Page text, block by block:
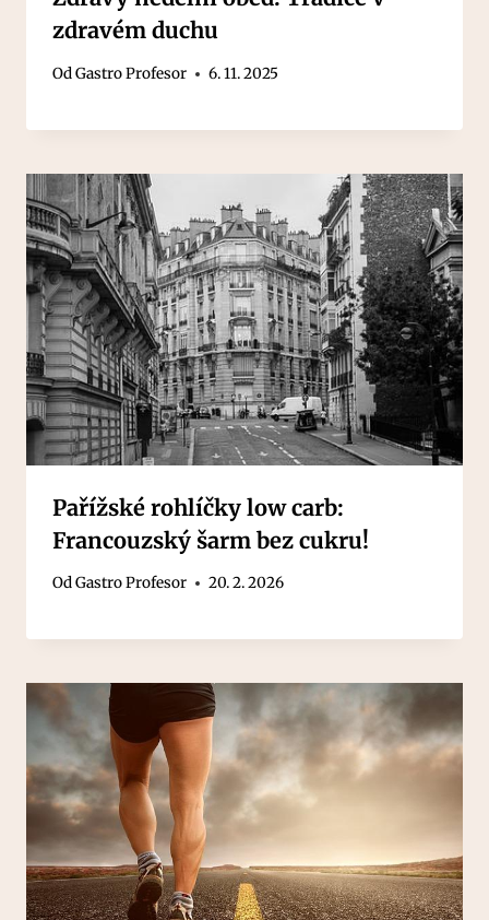
zdravém duchu
OdGastro Profesor 6. 11. 2025
Pařížské rohlíčky low carb:
Francouzský šarm bez cukru!
OdGastro Profesor 20. 2. 2026